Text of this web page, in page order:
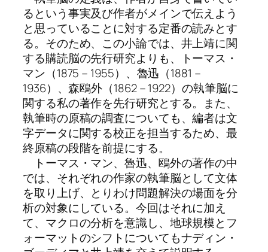
るという事実及び作者がメインで伝えよう
と思っていることに対する定番の読みとす
る。そのため、この小論では、井上靖に関
する購読脳の先行研究よりも、トーマス・
マン（1875－1955）、魯迅（1881－
1936）、森鴎外（1862－1922）の執筆脳に
関する私の著作を先行研究とする。また、
執筆時の原稿の調査についても、編者は文
字データに関する校正を担当するため、最
終原稿の段階を前提にする。
トーマス・マン、魯迅、鴎外の著作の中
では、それぞれの作家の執筆脳として文体
を取り上げ、とりわけ問題解決の場面を分
析の対象にしている。今回はそれに加え
て、マクロの分析を意識し、地球規模とフ
ォーマットのシフトについてもナディン・